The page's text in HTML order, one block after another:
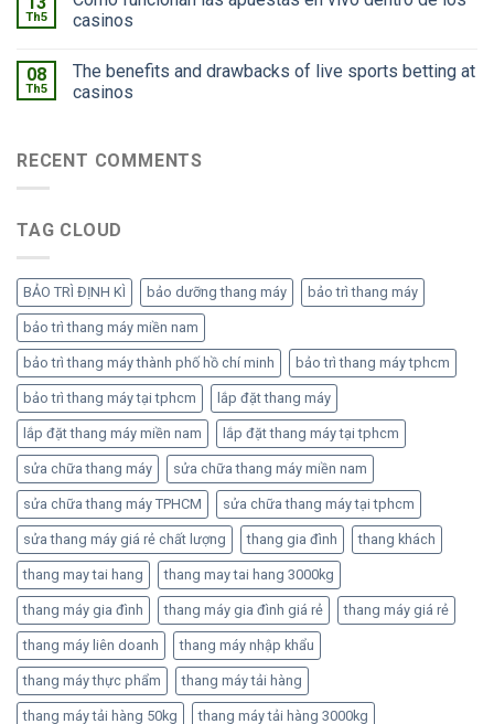
Th5
casinos
08
Th5
The benefits and drawbacks of live sports betting at
casinos
RECENT COMMENTS
TAG CLOUD
BẢO TRÌ ĐỊNH KÌ bảo dưỡng thang máy bảo trì thang máy
bảo trì thang máy miền nam
bảo trì thang máy thành phố hồ chí minh bảo trì thang máy tphcm
bảo trì thang máy tại tphcm lắp đặt thang máy
lắp đặt thang máy miền nam lắp đặt thang máy tại tphcm
sửa chữa thang máy sửa chữa thang máy miền nam
sửa chữa thang máy TPHCM sửa chữa thang máy tại tphcm
sửa thang máy giá rẻ chất lượng thang gia đình thang khách
thang may tai hang thang may tai hang 3000kg
thang máy gia đình thang máy gia đình giá rẻ thang máy giá rẻ
thang máy liên doanh thang máy nhập khẩu
thang máy thực phẩm thang máy tải hàng
thang máy tải hàng 50kg thang máy tải hàng 3000kg